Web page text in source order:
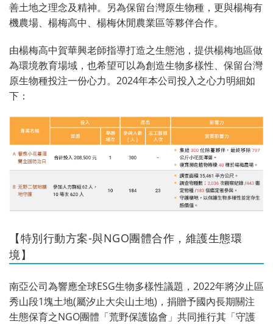
善土地之理念及精神。另為保留台灣原生物種，更與楊梅有
機農場、楊梅高中、楊梅休閒農業區等夥伴合作。
由楊梅高中賀華興老師指導打造之生態池，提供楊梅地區做
為環境教育場域，也希望可以為創造生物多樣性、保留台灣
原生物種投注一份心力。2024年本公司投入之心力明細如
下：
【特別行動方案-與NGO團體合作，維護生態環
境】
南亞公司為響應全球ESG生物多樣性議題，2022年將汐止區
秀山段1塊土地(屬汐止大尖山土地)，捐贈予國內長期關注
生態保育之NGO團體「荒野保護協會」共同推行其「守護